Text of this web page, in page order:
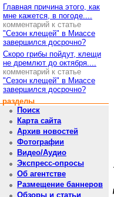
Главная причина этого, как
мне кажется, в погоде....
комментарий к статье
"Сезон клещей" в Миассе
завершился досрочно?
Скоро грибы пойдут, клещи
не дремлют до октября....
комментарий к статье
"Сезон клещей" в Миассе
завершился досрочно?
разделы
Поиск
Карта сайта
Архив новостей
Фотографии
Видео/Аудио
Экспресс-опросы
Об агентстве
Размещение баннеров
Обзоры и статьи